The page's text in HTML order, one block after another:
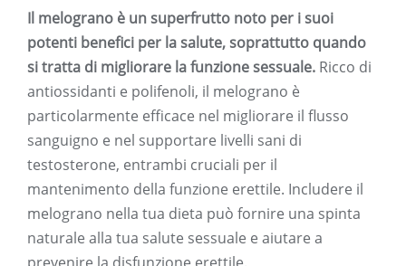
Il melograno è un superfrutto noto per i suoi
potenti benefici per la salute, soprattutto quando
si tratta di migliorare la funzione sessuale. Ricco di
antiossidanti e polifenoli, il melograno è
particolarmente efficace nel migliorare il flusso
sanguigno e nel supportare livelli sani di
testosterone, entrambi cruciali per il
mantenimento della funzione erettile. Includere il
melograno nella tua dieta può fornire una spinta
naturale alla tua salute sessuale e aiutare a